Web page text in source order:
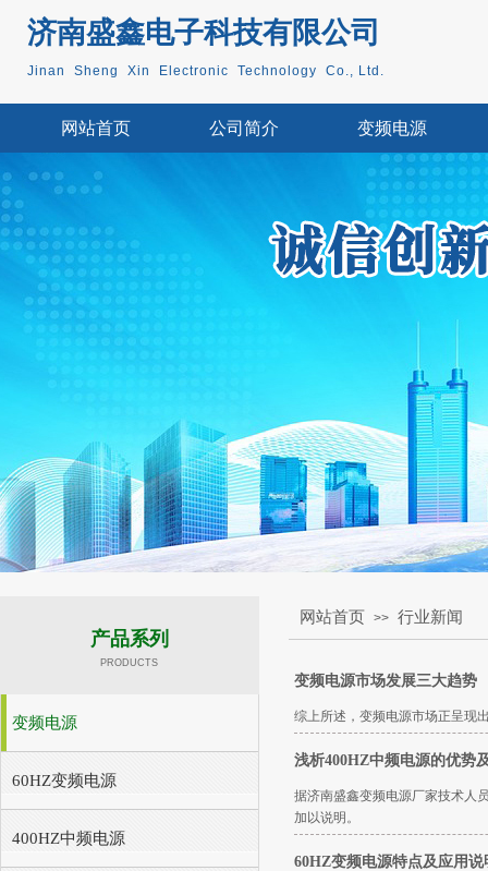
济南盛鑫电子科技有限公司
Jinan Sheng Xin Electronic Technology Co., Ltd.
网站首页 公司简介 变频电源
产品系列
PRODUCTS
网站首页 >> 行业新闻
变频电源市场发展三大趋势
综上所述，变频电源市场正呈现
浅析400HZ中频电源的优势
据济南盛鑫变频电源厂家技术人
加以说明。
60HZ变频电源特点及应用说
变频电源
60HZ变频电源
400HZ中频电源